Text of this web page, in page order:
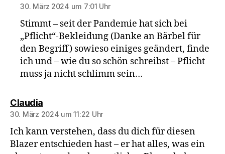
30. März 2024 um 7:01 Uhr
Stimmt – seit der Pandemie hat sich bei
„Pflicht“-Bekleidung (Danke an Bärbel für
den Begriff) sowieso einiges geändert, finde
ich und – wie du so schön schreibst – Pflicht
muss ja nicht schlimm sein…
Claudiasagt:
30. März 2024 um 11:22 Uhr
Ich kann verstehen, dass du dich für diesen
Blazer entschieden hast – er hat alles, was ein